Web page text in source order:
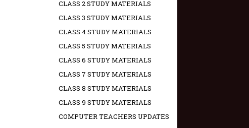
CLASS 2 STUDY MATERIALS
CLASS 3 STUDY MATERIALS
CLASS 4 STUDY MATERIALS
CLASS 5 STUDY MATERIALS
CLASS 6 STUDY MATERIALS
CLASS 7 STUDY MATERIALS
CLASS 8 STUDY MATERIALS
CLASS 9 STUDY MATERIALS
COMPUTER TEACHERS UPDATES